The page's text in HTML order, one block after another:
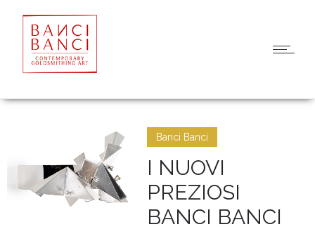
Banci Banci
I NUOVI
PREZIOSI
BANCI BANCI